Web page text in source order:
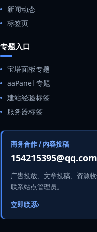
新闻动态
标签页
专题入口
宝塔面板专题
aaPanel 专题
建站经验标签
服务器标签
商务合作 / 内容投稿
154215395@qq.com
广告投放、文章投稿、资源
联系站点管理员。
立即联系